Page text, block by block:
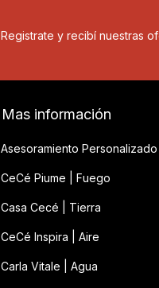
Registrate y recibí nuestras
Mas información
Asesoramiento Personalizado
CeCé Piume | Fuego
Casa Cecé | Tierra
CeCé Inspira | Aire
Carla Vitale | Agua